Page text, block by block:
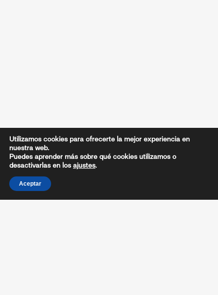
Utilizamos cookies para ofrecerte la mejor experiencia en
nuestra web.
Puedes aprender más sobre qué cookies utilizamos o
desactivarlas en losajustes.
Aceptar